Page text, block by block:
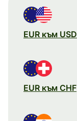
EUR към USD
EUR към CHF